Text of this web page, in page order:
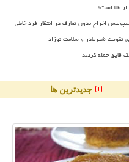
از طلا است؟
اخراج بدون تعارف در انتظار فرد خاطی
شیرمادر و سلامت نوزاد
قایق حمله کردند
جدیدترین ها